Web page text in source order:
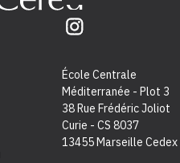
École Centrale
Méditerranée - Plot 3
38 Rue Frédéric Joliot
Curie - CS 8037
13455 Marseille Cedex